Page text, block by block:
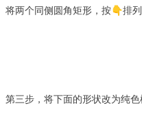
将两个同侧圆角矩形，按👇排
第三步，将下面的形状改为纯色